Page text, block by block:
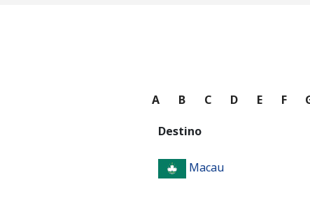
A B C D E F
Destino
Macau